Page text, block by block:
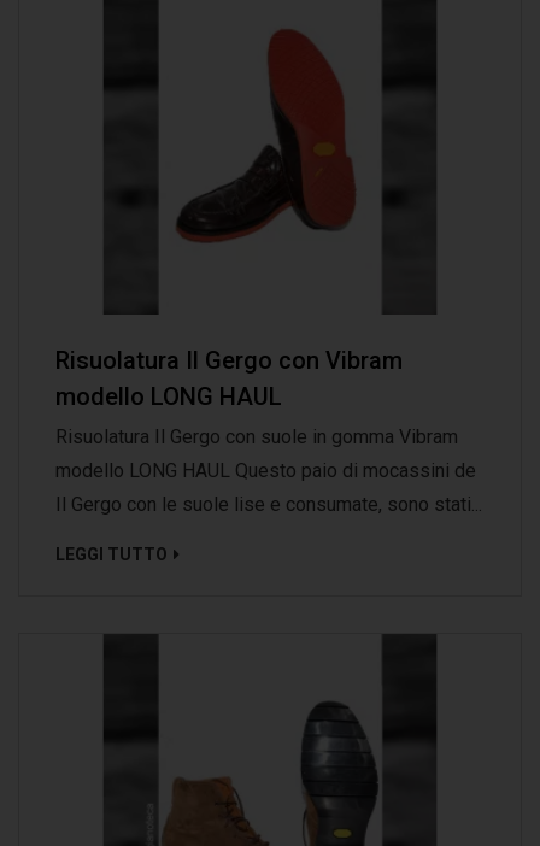
Risuolatura Il Gergo con Vibram
modello LONG HAUL
Risuolatura Il Gergo con suole in gomma Vibram
modello LONG HAUL Questo paio di mocassini de
Il Gergo con le suole lise e consumate, sono stati...
LEGGI TUTTO